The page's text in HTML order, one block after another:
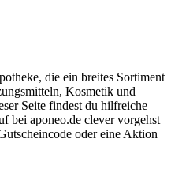
die ein breites Sortiment
Kosmetik und
Seite findest du hilfreiche
bei aponeo.de clever vorgehst
oder eine Aktion